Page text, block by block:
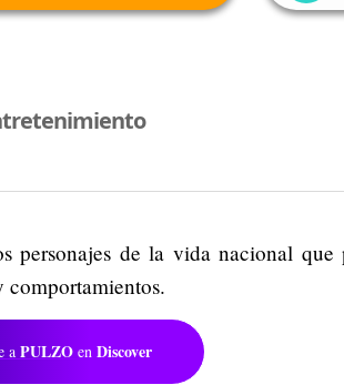
personajes de la vida nacional que
comportamientos.
a PULZO en Discover